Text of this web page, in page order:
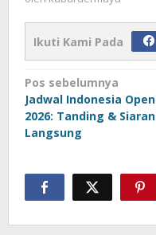
Ikuti Kami Pada
Navigasi
pos
Pos sebelumnya
Jadwal Indonesia Open
2026: Tanding & Siaran
Langsung